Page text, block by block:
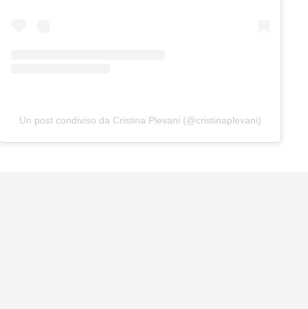
Un post condiviso da Cristina Plevani (@cristinaplevani)